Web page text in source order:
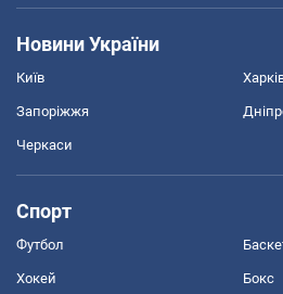
Новини України
Київ
Запоріжжя
Черкаси
Спорт
Футбол
Хокей Бокс